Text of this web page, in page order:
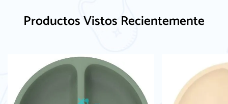
Productos Vistos Recientemente